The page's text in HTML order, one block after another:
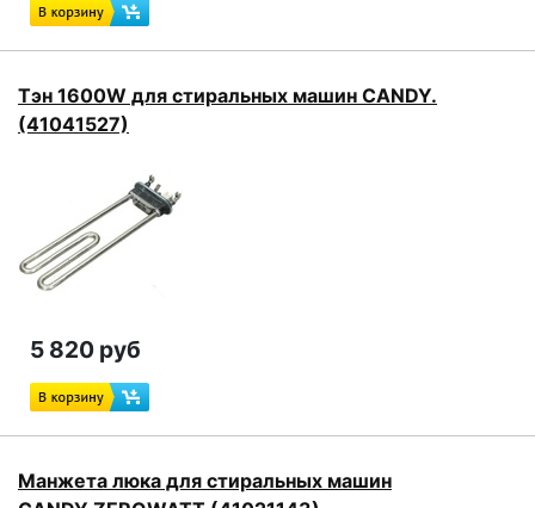
Тэн 1600W для стиральных машин CANDY.
(41041527)
5 820 руб
Манжета люка для стиральных машин